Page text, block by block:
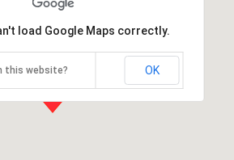
load Google Maps correctly.
this website? OK